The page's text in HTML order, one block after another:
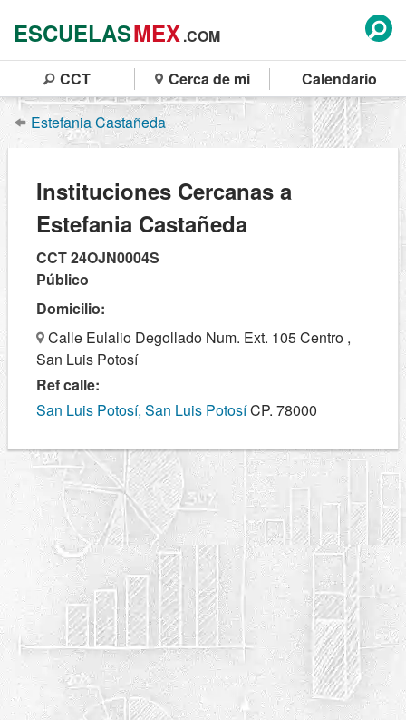
ESCUELASMEX.COM
CCT Cerca de mi Calendario
Estefania Castañeda
Instituciones Cercanas a
Estefania Castañeda
CCT 24OJN0004S
Público
Domicilio:
Calle Eulalio Degollado Num. Ext. 105 Centro ,
San Luis Potosí
Ref calle:
San Luis Potosí, San Luis PotosíCP. 78000